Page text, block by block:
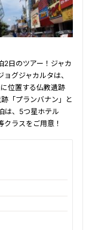
2日のツアー！ジャカ
グジャカルタは、
位置する仏教遺跡
「プランバナン」と
は、5つ星ホテル
クラスをご用意！